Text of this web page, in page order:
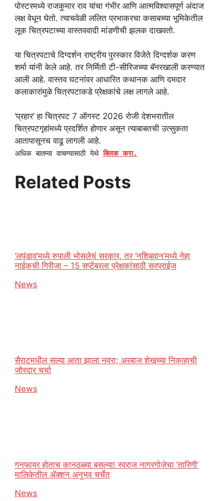
पोस्टरमध्ये राजकुमार राव यांचा गंभीर आणि आत्मविश्वासपूर्ण अंदाज
लक्ष वेधून घेतो. त्याचवेळी ललित प्रभाकरचा कसाबच्या भूमिकेतील
लूक चित्रपटाच्या वास्तववादी मांडणीची झलक दाखवतो.
या चित्रपटाचे दिग्दर्शन राष्ट्रीय पुरस्कार विजेते दिग्दर्शक करण
शर्मा यांनी केले आहे. तर निर्मिती टी-सीरिजच्या बॅनरखाली करण्यात
आली आहे. वास्तव घटनांवर आधारित कथानक आणि दमदार
कलाकारांमुळे चित्रपटाकडे प्रेक्षकांचे लक्ष लागले आहे.
‘प्रहार’ हा चित्रपट 7 ऑगस्ट 2026 रोजी देशभरातील
चित्रपटगृहांमध्ये प्रदर्शित होणार असून त्याबाबतची उत्सुकता
आतापासूनच वाढू लागली आहे.
अधिक बातम्या वाचण्यासाठी येथेक्लिक करा.
Related Posts
‘लपंडाव’मध्ये रुपाली भोसलेचं सरकार, तर ‘नशिबवान’मध्ये नेहा
नाईकची गिरीजा – 15 सप्टेंबरला प्रेक्षकांसाठी सरप्राईज
In relation to
News
सैराटमधील सल्या आता झाला नवरा; अरबाज शेखच्या निकाहाची
जोरदार चर्चा
In relation to
News
गनफायर होताच कानठळ्या बसल्या! स्वराज नागरगोजेचा ‘तारिणी’
मालिकेतील ॲक्शन अनुभव चर्चेत
In relation to
News